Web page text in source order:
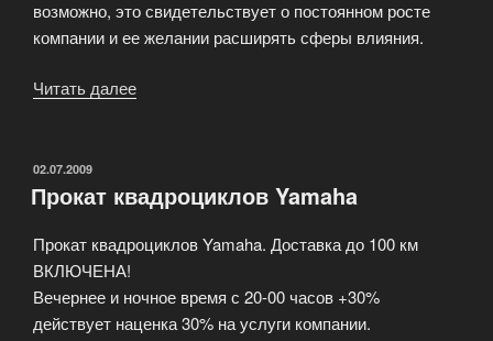
возможно, это свидетельствует о постоянном росте
компании и ее желании расширять сферы влияния.
Читать далее
X
ОПУБЛИКОВАНО
02.07.2009
Прокат квадроциклов Yamaha
Прокат квадроциклов Yamaha. Доставка до 100 км
ВКЛЮЧЕНА!
Вечернее и ночное время с 20-00 часов +30%
действует наценка 30% на услуги компании.